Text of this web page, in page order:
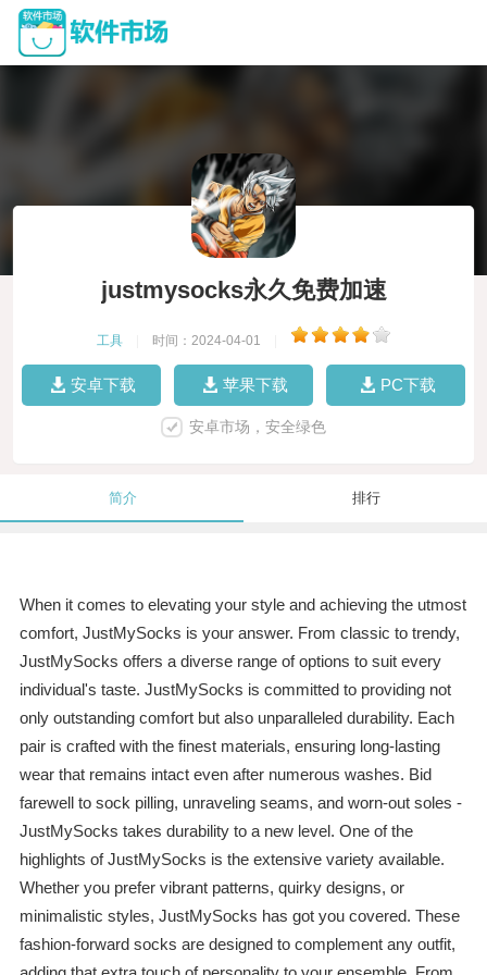
justmysocks永久免费加速
工具 时间：2024-04-01
安卓下载 苹果下载 PC下载
安卓市场，安全绿色
简介 排行
When it comes to elevating your style and achieving the utmost
comfort, JustMySocks is your answer. From classic to trendy,
JustMySocks offers a diverse range of options to suit every
individual's taste. JustMySocks is committed to providing not
only outstanding comfort but also unparalleled durability. Each
pair is crafted with the finest materials, ensuring long-lasting
wear that remains intact even after numerous washes. Bid
farewell to sock pilling, unraveling seams, and worn-out soles -
JustMySocks takes durability to a new level. One of the
highlights of JustMySocks is the extensive variety available.
Whether you prefer vibrant patterns, quirky designs, or
minimalistic styles, JustMySocks has got you covered. These
fashion-forward socks are designed to complement any outfit,